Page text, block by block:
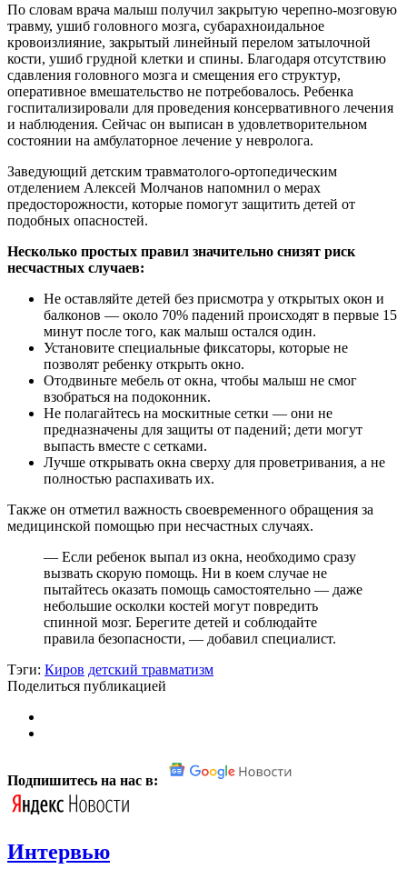
По словам врача малыш получил закрытую черепно-мозговую
травму, ушиб головного мозга, субарахноидальное
кровоизлияние, закрытый линейный перелом затылочной
кости, ушиб грудной клетки и спины. Благодаря отсутствию
сдавления головного мозга и смещения его структур,
оперативное вмешательство не потребовалось. Ребенка
госпитализировали для проведения консервативного лечения
и наблюдения. Сейчас он выписан в удовлетворительном
состоянии на амбулаторное лечение у невролога.
Заведующий детским травматолого-ортопедическим
отделением Алексей Молчанов напомнил о мерах
предосторожности, которые помогут защитить детей от
подобных опасностей.
Несколько простых правил значительно снизят риск
несчастных случаев:
Не оставляйте детей без присмотра у открытых окон и
балконов — около 70% падений происходят в первые 15
минут после того, как малыш остался один.
Установите специальные фиксаторы, которые не
позволят ребенку открыть окно.
Отодвиньте мебель от окна, чтобы малыш не смог
взобраться на подоконник.
Не полагайтесь на москитные сетки — они не
предназначены для защиты от падений; дети могут
выпасть вместе с сетками.
Лучше открывать окна сверху для проветривания, а не
полностью распахивать их.
Также он отметил важность своевременного обращения за
медицинской помощью при несчастных случаях.
— Если ребенок выпал из окна, необходимо сразу
вызвать скорую помощь. Ни в коем случае не
пытайтесь оказать помощь самостоятельно — даже
небольшие осколки костей могут повредить
спинной мозг. Берегите детей и соблюдайте
правила безопасности, — добавил специалист.
Тэги: Киров детский травматизм
Поделиться публикацией
Подпишитесь на нас в:
Интервью